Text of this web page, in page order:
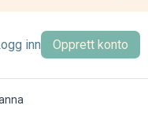
inn Opprett konto